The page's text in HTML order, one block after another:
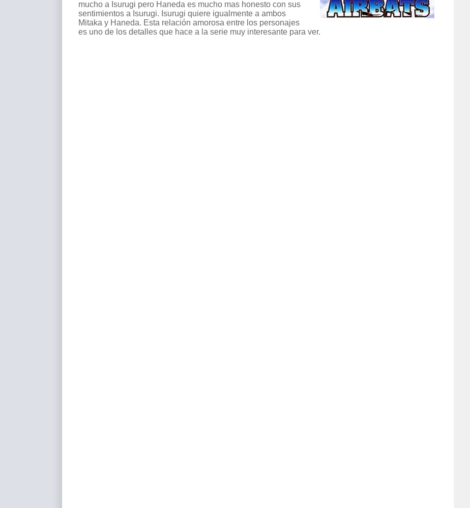
mucho a Isurugi pero Haneda es mucho mas honesto con sus
sentimientos a Isurugi. Isurugi quiere igualmente a ambos
Mitaka y Haneda. Esta relación amorosa entre los personajes
es uno de los detalles que hace a la serie muy interesante para ver.